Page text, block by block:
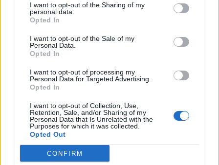
I want to opt-out of the Sharing of my
personal data.
Opted In
I want to opt-out of the Sale of my
Personal Data.
Opted In
I want to opt-out of processing my
Personal Data for Targeted Advertising.
Opted In
I want to opt-out of Collection, Use,
Retention, Sale, and/or Sharing of my
Personal Data that Is Unrelated with the
Purposes for which it was collected.
Opted Out
CONFIRM
"questa volta contro Federico Rampini, reo di
scrivere la verità su Biden e Harris".